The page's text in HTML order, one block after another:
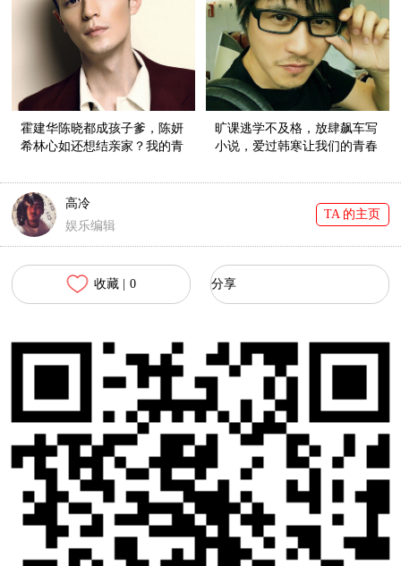
霍建华陈晓都成孩子爹，陈妍
希林心如还想结亲家？我的青
旷课逃学不及格，放肆飙车写
小说，爱过韩寒让我们的青春
高冷
娱乐编辑
TA 的主页
收藏 | 0 分享